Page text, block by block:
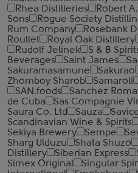
Rhea Distilleries
Robert
Sons
Rogue Society
Rum Company
Rosebank
Roullet
Royal Oak Distillery
Rudolf Jelinek
S & B
Beverages
Saint James
Sakuramasamune
Sakurao
Zhomboy Sharob
Samaroli
SAN.foods
Sanchez
de Cuba
Sas Compagnie
Saura Co. Ltd
Sauza
Scandinavian Wine & Spirits
Sekiya Brewery
Sempe
Sharg Ulduzu
Shata Shuzo
Distillery
Siberian Express
Simex Original
Singular